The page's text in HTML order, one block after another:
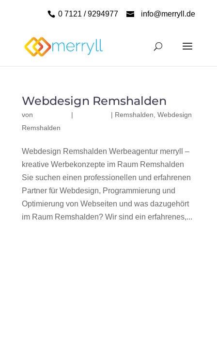
0 7121 / 9294977 info@merryll.de
Webdesign Remshalden
von | | Remshalden Webdesign
Remshalden
Webdesign Remshalden Werbeagentur merryll –
kreative Werbekonzepte im Raum Remshalden
Sie suchen einen professionellen und erfahrenen
Partner für Webdesign, Programmierung und
Optimierung von Webseiten und was dazugehört
im Raum Remshalden? Wir sind ein erfahrenes,...